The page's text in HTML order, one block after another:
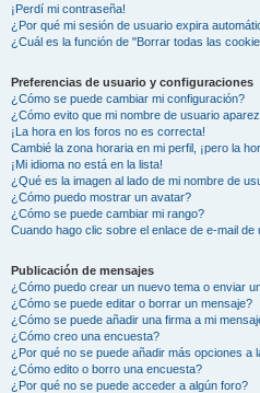
¡Perdí mi contraseña!
¿Por qué mi sesión de usuario expira
¿Cuál es la función de "Borrar todas las
Preferencias de usuario y configuraciones
¿Cómo se puede cambiar mi configuración?
¿Cómo evito que mi nombre de usuario
¡La hora en los foros no es correcta!
Cambié la zona horaria en mi perfil, ¡pero la
¡Mi idioma no está en la lista!
¿Qué es la imagen al lado de mi nombre de
¿Cómo puedo mostrar un avatar?
¿Cómo se puede cambiar mi rango?
Cuando hago clic sobre el enlace de e-mail de
Publicación de mensajes
¿Cómo puedo crear un nuevo tema o enviar
¿Cómo se puede editar o borrar un mensaje?
¿Cómo se puede añadir una firma a mi
¿Cómo creo una encuesta?
¿Por qué no se puede añadir más opciones a
¿Cómo edito o borro una encuesta?
¿Por qué no se puede acceder a algún foro?